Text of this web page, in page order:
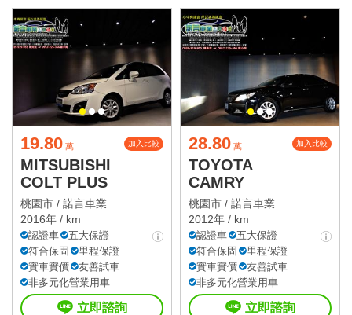
19.80 萬 加入比較
MITSUBISHI
COLT PLUS
桃園市 / 諾言車業
2016年 / km
認證車
五大保證
符合保固
里程保證
實車實價
友善試車
非多元化營業用車
立即諮詢
28.80 萬 加入比較
TOYOTA
CAMRY
桃園市 / 諾言車業
2012年 / km
認證車
五大保證
符合保固
里程保證
實車實價
友善試車
非多元化營業用車
立即諮詢